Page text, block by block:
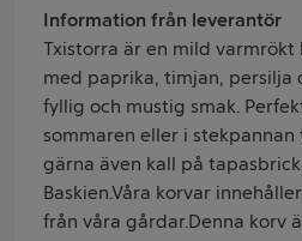
Information från leverantör
Txistorra är en mild varmrökt
med paprika, timjan, persilja
fyllig och mustig smak.
sommaren eller i
gärna även kall på
Baskien.Våra korvar
från våra gårdar.Denna korv